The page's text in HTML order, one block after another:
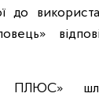
до
ПЛЮС»